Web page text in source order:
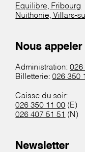
Equilibre, Fribourg
Nuithonie, Villars-
Nous appeler
Administration:026
Billetterie:026 350
Caisse du soir:
026 350 11 00 (E)
026 407 51 51 (N)
Newsletter